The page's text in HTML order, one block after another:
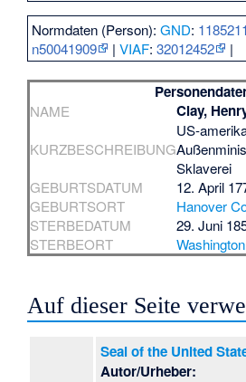
Normdaten (Person):GND:
n50041909
|VIAF:32012452 |
NAME Clay,
KURZBESCHREIBUNG
US-
Sklaverei
GEBURTSDATUM
12. April
GEBURTSORT
Hanover
STERBEDATUM
29. Juni
STERBEORT
Auf dieser Seite
Seal of the United
Autor/Urheber: